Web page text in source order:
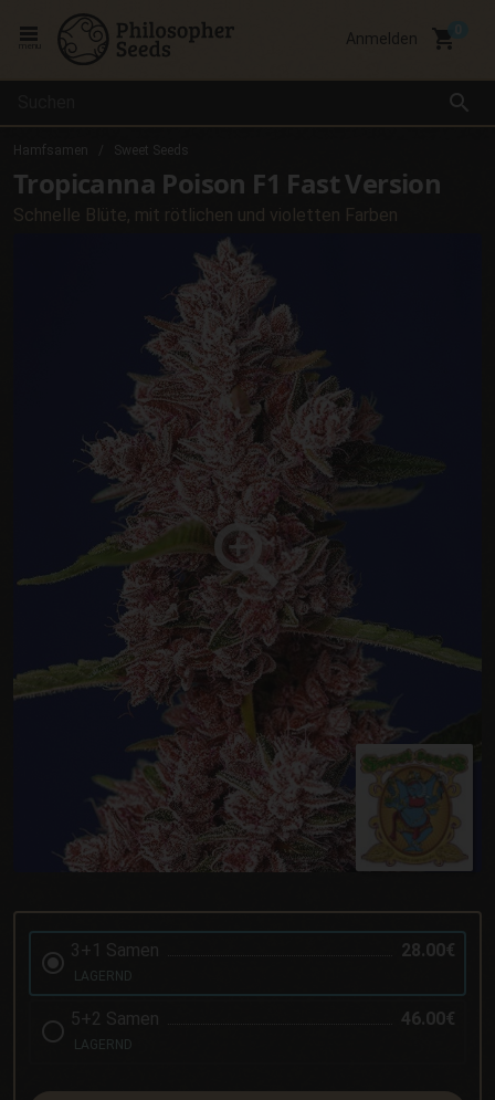
search
Anmelden local_grocery_store
Hamfsamen Sweet Seeds
Tropicanna Poison F1 Fast Version
Schnelle Blüte, mit rötlichen und violetten Farben
3+1 Samen 28.00€
LAGERND
5+2 Samen 46.00€
LAGERND